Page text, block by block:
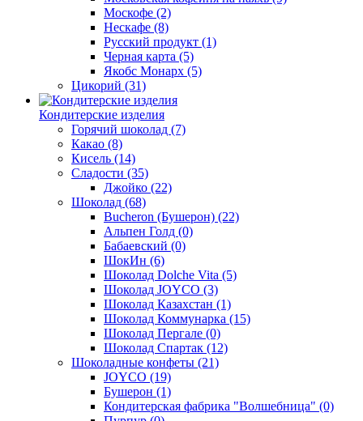
Москофе (2)
Нескафе (8)
Русский продукт (1)
Черная карта (5)
Якобс Монарх (5)
Цикорий (31)
Кондитерские изделия
Горячий шоколад (7)
Какао (8)
Кисель (14)
Сладости (35)
Джойко (22)
Шоколад (68)
Bucheron (Бушерон) (22)
Альпен Голд (0)
Бабаевский (0)
ШокИн (6)
Шоколад Dolche Vita (5)
Шоколад JOYCO (3)
Шоколад Казахстан (1)
Шоколад Коммунарка (15)
Шоколад Пергале (0)
Шоколад Спартак (12)
Шоколадные конфеты (21)
JOYCO (19)
Бушерон (1)
Кондитерская фабрика "Волшебница" (0)